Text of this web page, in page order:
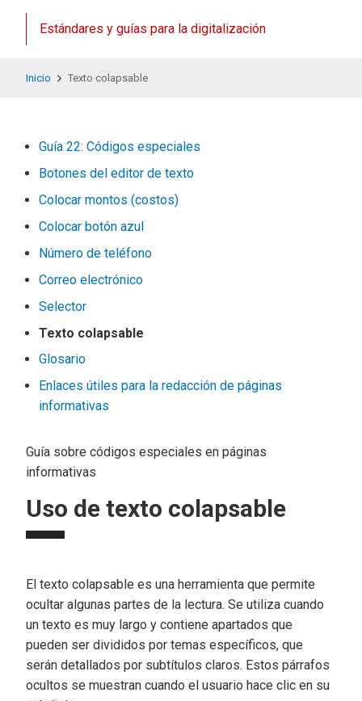
Estándares y guías para la digitalización
Inicio Texto colapsable
Guía 22: Códigos especiales
Botones del editor de texto
Colocar montos (costos)
Colocar botón azul
Número de teléfono
Correo electrónico
Selector
Texto colapsable
Glosario
Enlaces útiles para la redacción de páginas
informativas
Guía sobre códigos especiales en páginas
informativas
Uso de texto colapsable
El texto colapsable es una herramienta que permite
ocultar algunas partes de la lectura. Se utiliza cuando
un texto es muy largo y contiene apartados que
pueden ser divididos por temas específicos, que
serán detallados por subtítulos claros. Estos párrafos
ocultos se muestran cuando el usuario hace clic en su